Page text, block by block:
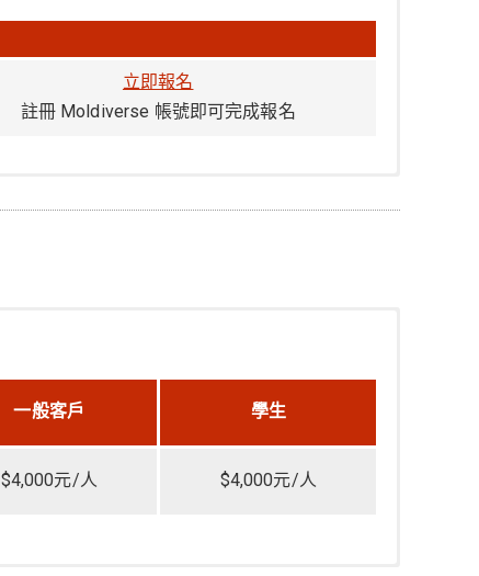
立即報名
註冊 Moldiverse 帳號即可完成報名
一般客戶 學生
$4,000元/人 $4,000元/人